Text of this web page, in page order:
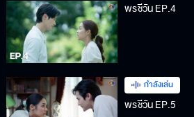
พรชีวัน EP.4
กำลังเล่น
พรชีวัน EP.5